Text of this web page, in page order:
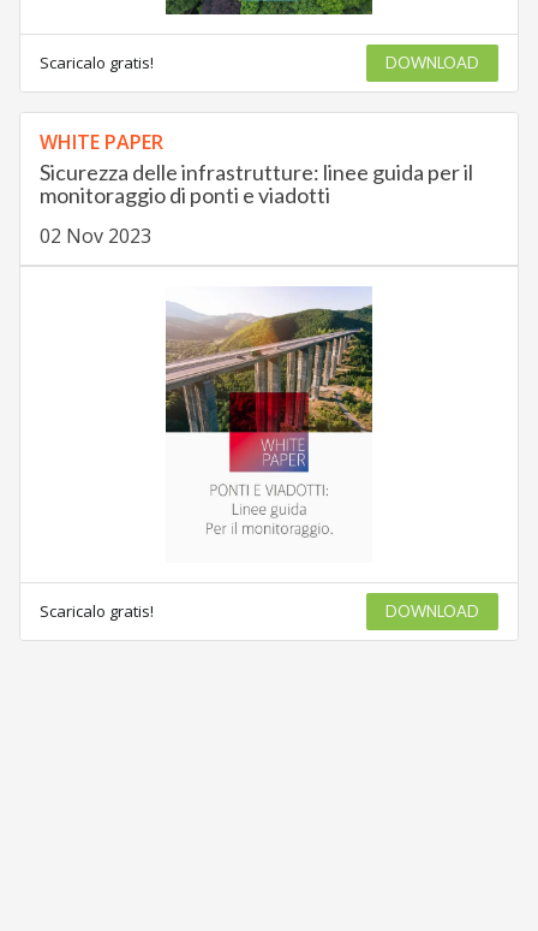
Scaricalo gratis! DOWNLOAD
WHITE PAPER
Sicurezza delle infrastrutture: linee guida per il
monitoraggio di ponti e viadotti
02 Nov 2023
Scaricalo gratis! DOWNLOAD